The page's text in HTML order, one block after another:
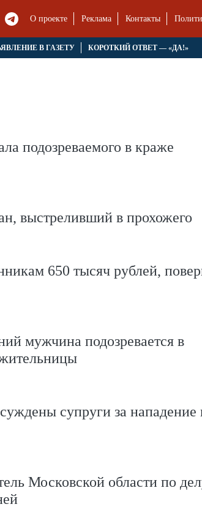
О проекте Реклама Контакты
В ГАЗЕТУ КОРОТКИЙ ОТВЕТ — «ДА!»
подозреваемого в краже
выстреливший в прохожего
650 тысяч рублей,
мужчина подозревается в
супруги за нападение
Московской области по